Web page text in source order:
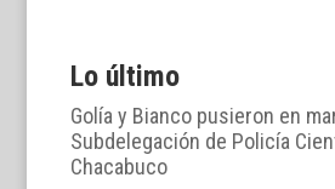
Lo último
Golía y Bianco pusieron en
Subdelegación de Policía
Chacabuco